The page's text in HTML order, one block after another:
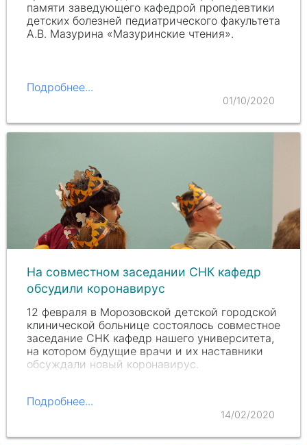
памяти заведующего кафедрой пропедевтики
детских болезней педиатрического факультета
А.В. Мазурина «Мазуринские чтения».
Подробнее...
01/10/2020
На совместном заседании СНК кафедр
обсудили коронавирус
12 февраля в Морозовской детской городской
клинической больнице состоялось совместное
заседание СНК кафедр нашего университета,
на котором будущие врачи и их наставники
обсуждали новый коронавирус.
Подробнее...
14/02/2020